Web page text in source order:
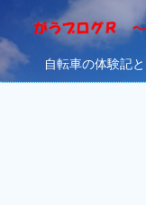
自転車の体験記